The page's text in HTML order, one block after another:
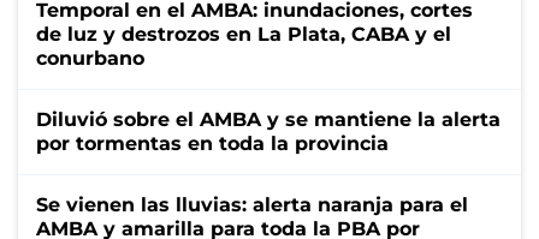
Temporal en el AMBA: inundaciones, cortes
de luz y destrozos en La Plata, CABA y el
conurbano
Diluvió sobre el AMBA y se mantiene la alerta
por tormentas en toda la provincia
Se vienen las lluvias: alerta naranja para el
AMBA y amarilla para toda la PBA por